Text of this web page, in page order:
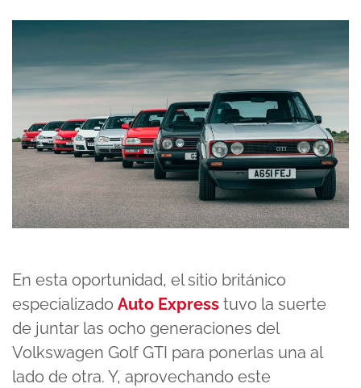
En esta oportunidad, el sitio británico
especializado Auto Express tuvo la suerte
de juntar las ocho generaciones del
Volkswagen Golf GTI para ponerlas una al
lado de otra. Y, aprovechando este